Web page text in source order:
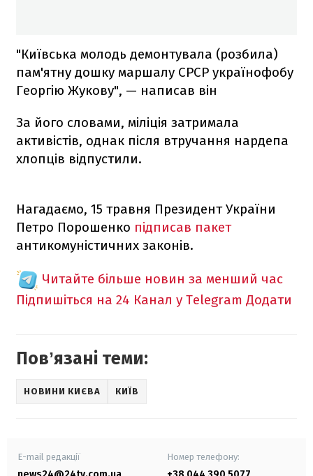
"Київська молодь демонтувала (розбила)
пам'ятну дошку маршалу СРСР українофобу
Георгію Жукову", — написав він
За його словами, міліція затримала
активістів, однак після втручання нардепа
хлопців відпустили.
Нагадаємо, 15 травня Президент України
Петро Порошенко підписав пакет
антикомуністичних законів.
Читайте більше новин за менший час
Підпишіться на 24 Канал у Telegram Додати
Повʼязані теми:
НОВИНИ КИЄВА КИЇВ
E-mail редакції Номер телефону: